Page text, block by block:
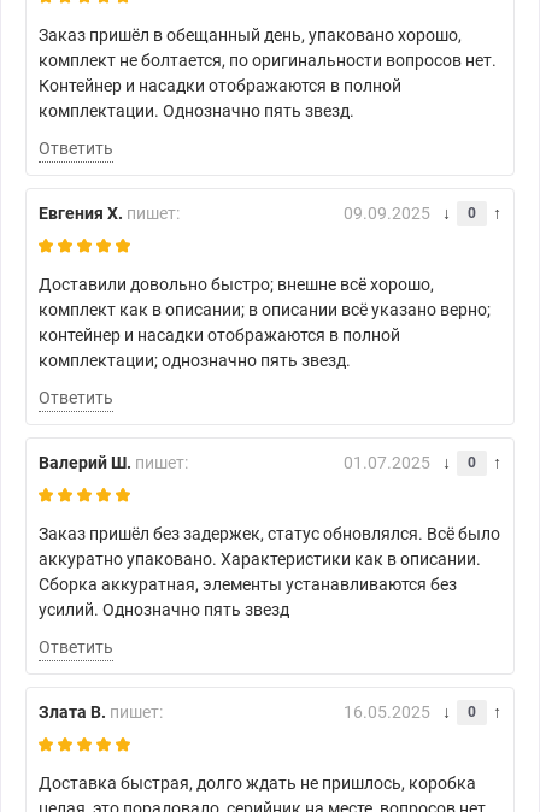
Заказ пришёл в обещанный день, упаковано хорошо,
комплект не болтается, по оригинальности вопросов нет.
Контейнер и насадки отображаются в полной
комплектации. Однозначно пять звезд.
Ответить
Евгения Х. пишет: 09.09.2025 0
Доставили довольно быстро; внешне всё хорошо,
комплект как в описании; в описании всё указано верно;
контейнер и насадки отображаются в полной
комплектации; однозначно пять звезд.
Ответить
Валерий Ш. пишет: 01.07.2025 0
Заказ пришёл без задержек, статус обновлялся. Всё было
аккуратно упаковано. Характеристики как в описании.
Сборка аккуратная, элементы устанавливаются без
усилий. Однозначно пять звезд
Ответить
Злата В. пишет: 16.05.2025 0
Доставка быстрая, долго ждать не пришлось, коробка